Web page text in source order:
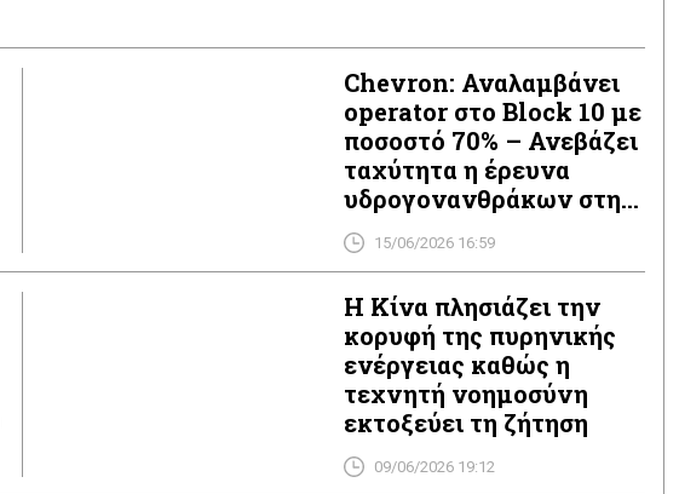
Chevron: Αναλαμβάνει
operator στο Block 10 με
ποσοστό 70% – Ανεβάζει
ταχύτητα η έρευνα
υδρογονανθράκων στην
Ελλάδα
15/06/2026 16:59
Η Κίνα πλησιάζει την
κορυφή της πυρηνικής
ενέργειας καθώς η
τεχνητή νοημοσύνη
εκτοξεύει τη ζήτηση
09/06/2026 19:12